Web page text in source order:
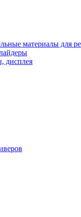
материалы для
дисплея